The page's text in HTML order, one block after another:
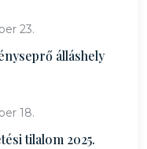
23.
álláshely
18.
tilalom 2025.